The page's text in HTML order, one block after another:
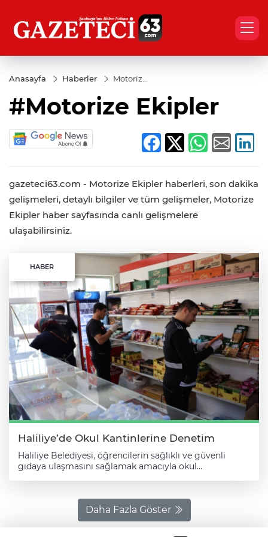
Anasayfa Haberler
Motorize
#Motorize Ekipler
gazeteci63.com - Motorize Ekipler haberleri, son dakika
gelişmeleri, detaylı bilgiler ve tüm gelişmeler, Motorize
Ekipler haber sayfasında canlı gelişmelere
ulaşabilirsiniz.
HABER
Haliliye’de Okul Kantinlerine Denetim
Haliliye Belediyesi, öğrencilerin sağlıklı ve güvenli
gıdaya ulaşmasını sağlamak amacıyla okul
yürütülen çalışmalar kapsamında, zabıta ekipleri okul
kantinlerinde kapsamlı kontroller gerçekleştirdi.
“Huzurun ve Güvenin Kalbi” sloganıyla sürdürülen
denetimlerde, kantinlerde satışa sunulan ürünlerin son
Daha Fazla Göster